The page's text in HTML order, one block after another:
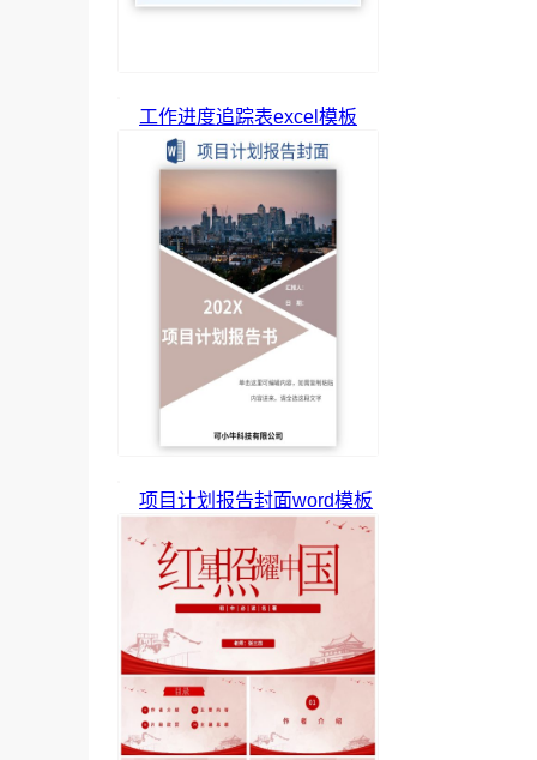
工作进度追踪表excel模板
项目计划报告封面word模板